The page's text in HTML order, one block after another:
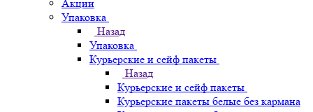
Акции
Упаковка
Назад
Упаковка
Курьерские и сейф пакеты
Назад
Курьерские и сейф пакеты
Курьерские пакеты белые без кармана